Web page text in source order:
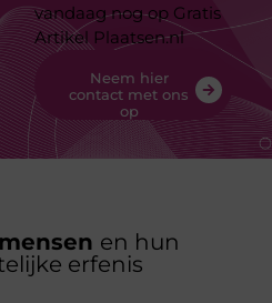
vandaag nog op Gratis
Artikel Plaatsen.nl
Neem hier
contact met ons
op
en hun
erfenis